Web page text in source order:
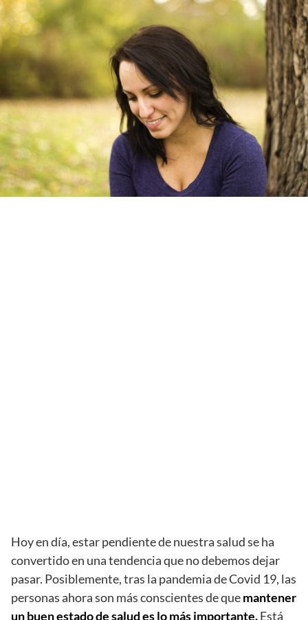
Hoy en día, estar pendiente de nuestra salud se ha
convertido en una tendencia que no debemos dejar
pasar. Posiblemente, tras la pandemia de Covid 19, las
personas ahora son más conscientes de quemantener
un buen estado de salud es lo más importante.Está